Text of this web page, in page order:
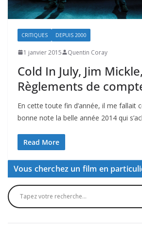
CRITIQUES DEPUIS 2000
1 janvier 2015 Quentin Coray
Cold In July, Jim
Règlements de
En cette toute fin d’année, il me fallait
bonne note la belle année 2014 qui
Read More
Vous cherchez un film en